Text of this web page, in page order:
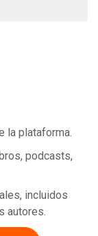
la plataforma.
podcasts,
incluidos
autores.